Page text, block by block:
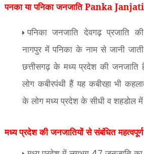
पनका या पनिका जनजाति Panka Janjati
पनिका जनजाति देवगढ़ प्रजाति
नागपुर में पनिका के नाम से जानी
छत्तीसगढ़ के मध्य प्रदेश की
लोग कबीरपंथी हैं यह कबीरहा भी
के लोग मध्य प्रदेश के सीधी व शहडोल में
मध्य प्रदेश की जनजातियों से संबंधित